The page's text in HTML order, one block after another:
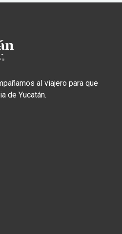
al viajero para que
de Yucatán.